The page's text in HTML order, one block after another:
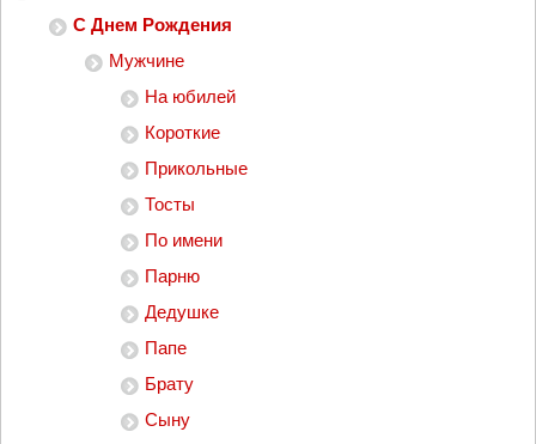
С Днем Рождения
Мужчине
На юбилей
Короткие
Прикольные
Тосты
По имени
Парню
Дедушке
Папе
Брату
Сыну